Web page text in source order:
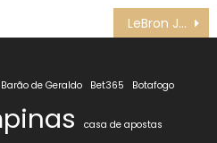
LeBron James, astro do Los Angeles Lakers, sofre lesão
Barão de Geraldo Bet365 Botafogo
casa de apostas